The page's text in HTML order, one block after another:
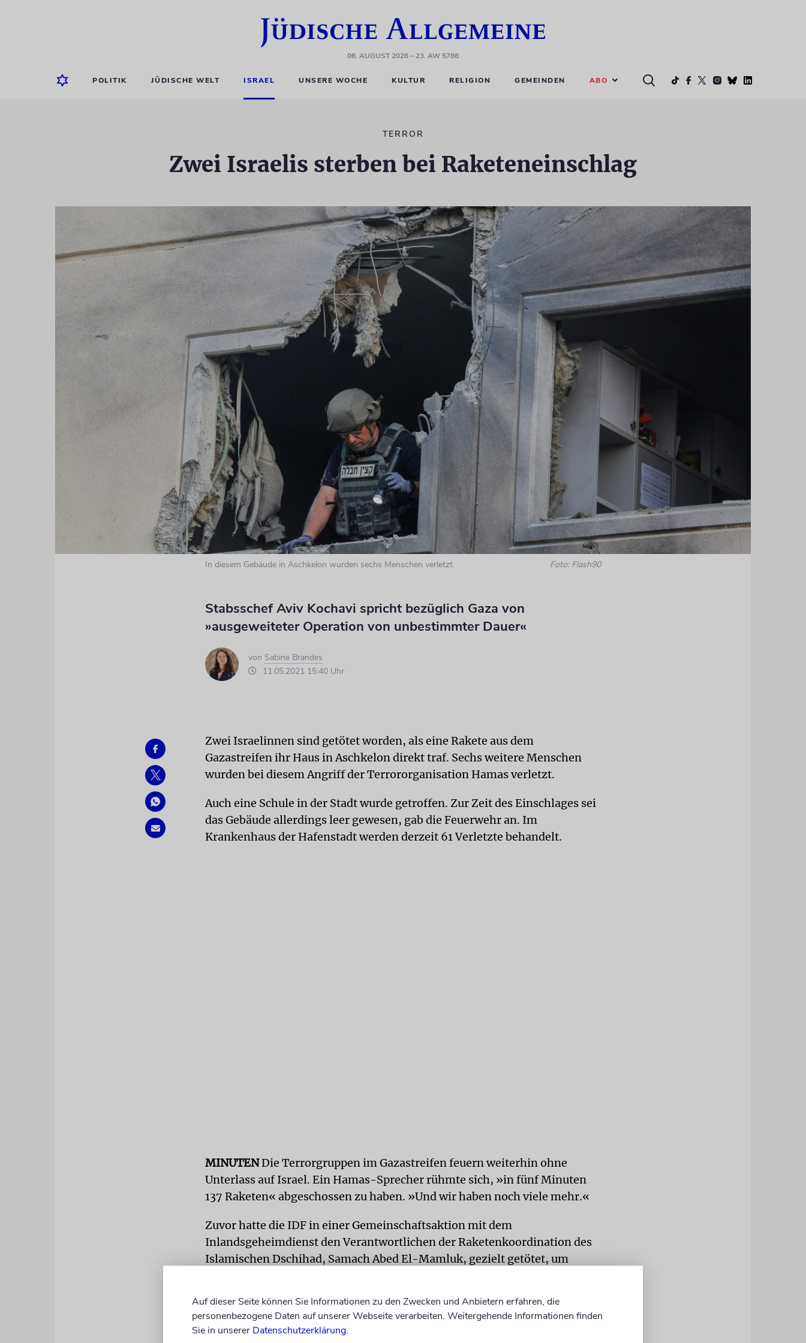
06. AUGUST 2026– 23. AW 5786
POLITIK JÜDISCHE WELT ISRAEL UNSERE WOCHE KULTUR RELIGION GEMEINDEN ABO
TERROR
Zwei Israelis sterben bei Raketeneinschlag
In diesem Gebäude in Aschkelon wurden sechs Menschen verletzt. Foto: Flash90
Stabsschef Aviv Kochavi spricht bezüglich Gaza von
»ausgeweiteter Operation von unbestimmter Dauer«
von Sabine Brandes
11.05.2021 15:40 Uhr
Zwei Israelinnen sind getötet worden, als eine Rakete aus dem
Gazastreifen ihr Haus in Aschkelon direkt traf. Sechs weitere Menschen
wurden bei diesem Angriff der Terrororganisation Hamas verletzt.
Auch eine Schule in der Stadt wurde getroffen. Zur Zeit des Einschlages sei
das Gebäude allerdings leer gewesen, gab die Feuerwehr an. Im
Krankenhaus der Hafenstadt werden derzeit 61 Verletzte behandelt.
MINUTENDie Terrorgruppen im Gazastreifen feuern weiterhin ohne
Unterlass auf Israel. Ein Hamas-Sprecher rühmte sich, »in fünf Minuten
137 Raketen« abgeschossen zu haben. »Und wir haben noch viele mehr.«
Zuvor hatte die IDF in einer Gemeinschaftsaktion mit dem
Inlandsgeheimdienst den Verantwortlichen der Raketenkoordination des
Islamischen Dschihad, Samach Abed El-Mamluk, gezielt getötet, um
El-Mamluk dort aufhielt.
Auf dieser Seite können Sie Informationen zu den Zwecken und Anbietern erfahren, die
personenbezogene Daten auf unserer Webseite verarbeiten. Weitergehende Informationen finden
Sie in unserer Datenschutzerklärung.